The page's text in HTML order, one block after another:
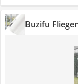
Buzifu